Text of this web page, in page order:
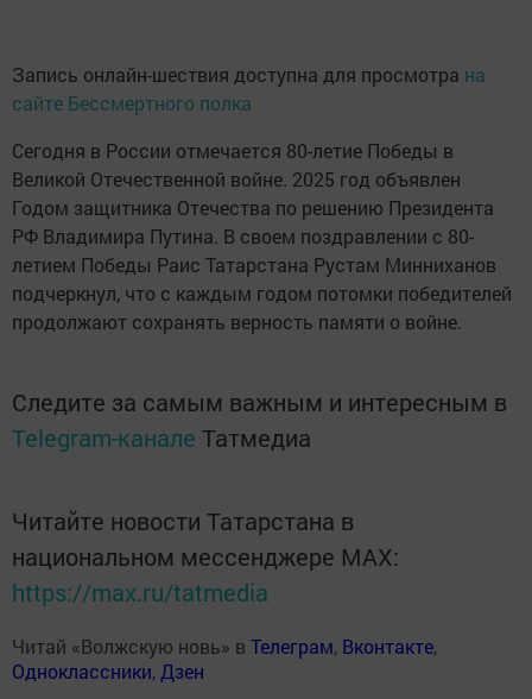
Запись онлайн-шествия доступна для просмотра на
сайте Бессмертного полка
Сегодня в России отмечается 80-летие Победы в
Великой Отечественной войне. 2025 год объявлен
Годом защитника Отечества по решению Президента
РФ Владимира Путина. В своем поздравлении с 80-
летием Победы Раис Татарстана Рустам Минниханов
подчеркнул, что с каждым годом потомки победителей
продолжают сохранять верность памяти о войне.
Следите за самым важным и интересным в
Telegram-канале Татмедиа
Читайте новости Татарстана в
национальном мессенджере MАХ:
https://max.ru/tatmedia
Читай «Волжскую новь» в Телеграм, Вконтакте,
Одноклассники, Дзен